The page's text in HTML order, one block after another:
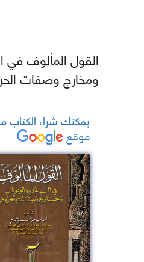
القول المألوف في
ومخارج وصفات
يمكنك شراء الكتاب
موقع